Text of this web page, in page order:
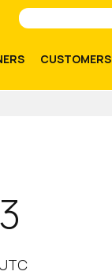
CUSTOMERS